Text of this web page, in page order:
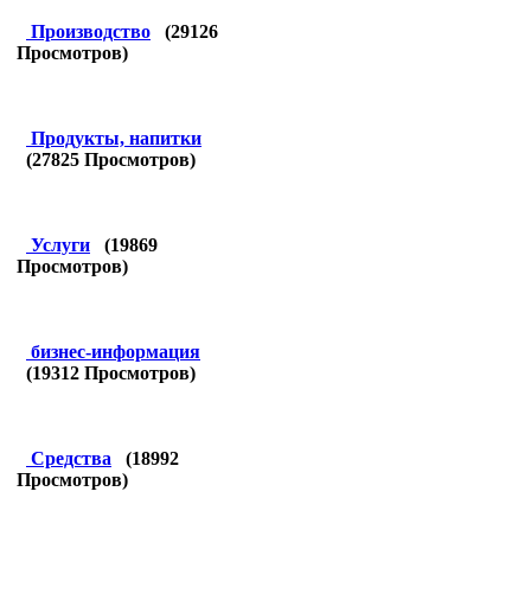
Производство (29126
Просмотров)
Продукты, напитки
(27825 Просмотров)
Услуги (19869
Просмотров)
бизнес-информация
(19312 Просмотров)
Средства (18992
Просмотров)